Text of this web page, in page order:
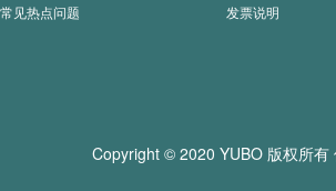
常见热点问题
发票说明
Copyright © 2020 YUBO 版权所有